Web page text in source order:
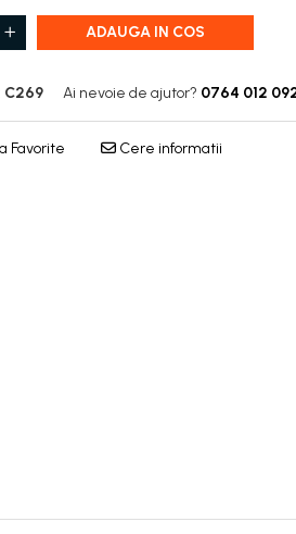
ADAUGA IN COS
C269 Ai nevoie de ajutor? 0764 012
Favorite Cere informatii